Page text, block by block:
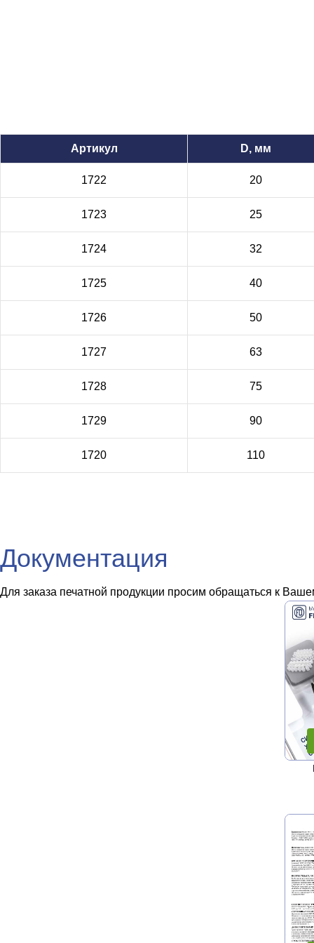
Артикул D, мм
1722 20
1723 25
1724 32
1725 40
1726 50
1727 63
1728 75
1729 90
1720 110
Документация
Для заказа печатной продукции просим обращаться к